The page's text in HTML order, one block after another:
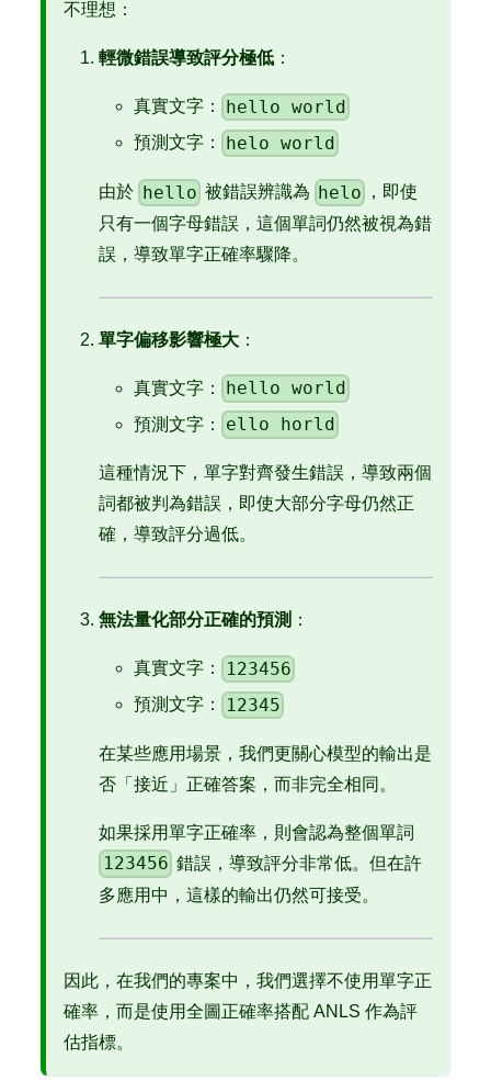
不理想：
輕微錯誤導致評分極低 ：
真實文字： hello world
預測文字： helo world
由於 hello 被錯誤辨識為 helo
，即使
只有一個字母錯誤，這個單詞仍然被視為錯
誤，導致單字正確率驟降。
單字偏移影響極大 ：
真實文字： hello world
預測文字： ello horld
這種情況下，單字對齊發生錯誤，導致兩個
詞都被判為錯誤，即使大部分字母仍然正
確，導致評分過低。
無法量化部分正確的預測 ：
真實文字： 123456
預測文字： 12345
在某些應用場景，我們更關心模型的輸出是
否「接近」正確答案，而非完全相同。
如果採用單字正確率，則會認為整個單詞
123456 錯誤，導致評分非常低。但在許
多應用中，這樣的輸出仍然可接受。
因此，在我們的專案中，我們選擇不使用單字正
確率，而是使用全圖正確率搭配 ANLS 作為評
估指標。